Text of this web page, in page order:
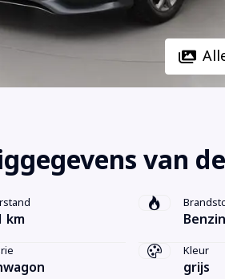
van
km
Kleur
grijs